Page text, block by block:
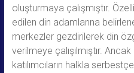
oluşturmaya çalışmıştır.
edilen din adamlarına
merkezler gezdirilerek din
verilmeye çalışılmıştır.
katılımcıların halkla